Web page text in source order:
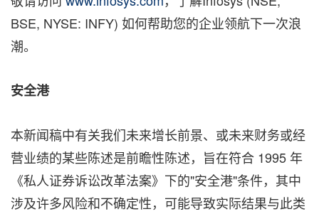
BSE, NYSE: INFY) 如何帮助您的企业领航下一次浪
潮。
安全港
本新闻稿中有关我们未来增长前景、或未来财务或经
营业绩的某些陈述是前瞻性陈述，旨在符合 1995 年
《私人证券诉讼改革法案》下的"安全港"条件，其中
涉及许多风险和不确定性，可能导致实际结果与此类